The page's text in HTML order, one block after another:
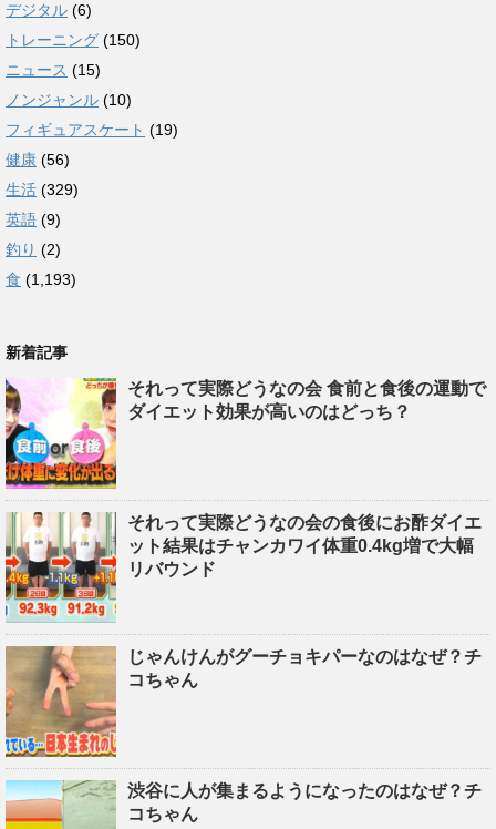
デジタル (6)
トレーニング (150)
ニュース (15)
ノンジャンル (10)
フィギュアスケート (19)
健康 (56)
生活 (329)
英語 (9)
釣り (2)
食 (1,193)
新着記事
それって実際どうなの会 食前と食後の運動で
ダイエット効果が高いのはどっち？
それって実際どうなの会の食後にお酢ダイエ
ット結果はチャンカワイ体重0.4kg増で大幅
リバウンド
じゃんけんがグーチョキパーなのはなぜ？チ
コちゃん
渋谷に人が集まるようになったのはなぜ？チ
コちゃん